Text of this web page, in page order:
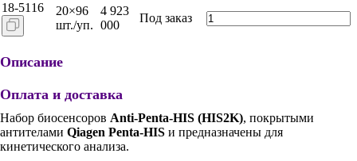
18-5116
20×96
шт./уп.
4 923
000
Под заказ
Описание
Оплата и доставка
Набор биосенсоров Anti-Penta-HIS (HIS2K), покрытыми
антителами Qiagen Penta-HIS и предназначены для
кинетического анализа.